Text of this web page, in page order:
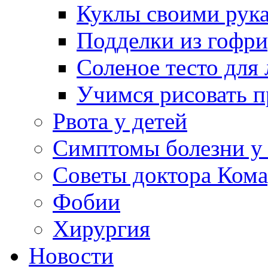
Куклы своими
Подделки из
Соленое тесто для
Учимся рисовать
Рвота у детей
Симптомы болезни у
Советы доктора
Фобии
Хирургия
Новости